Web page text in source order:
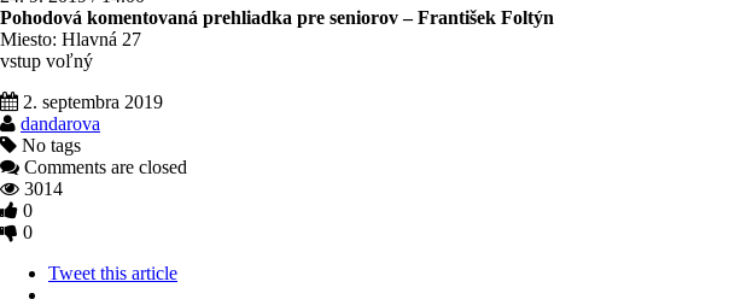
Pohodová komentovaná prehliadka pre seniorov – František Foltýn
Miesto: Hlavná 27
vstup voľný
2. septembra 2019
dandarova
No tags
Comments are closed
3014
0
0
Tweet this article